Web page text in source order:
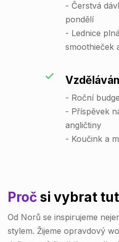
- Čerstvá
pondělí
- Lednice
smoothieček
- Roční
- Příspěvek
angličtiny
- Koučink a
Pročsi vybrat
Od Norů se inspirujeme
stylem. Žijeme opravdový